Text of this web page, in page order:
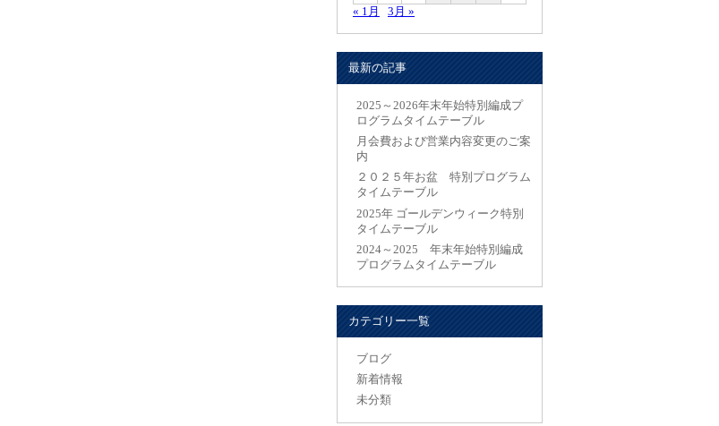
« 1月 3月 »
最新の記事
2025～2026年末年始特別編成プ
ログラムタイムテーブル
月会費および営業内容変更のご案
内
２０２５年お盆 特別プログラム
タイムテーブル
2025年 ゴールデンウィーク特別
タイムテーブル
2024～2025 年末年始特別編成
プログラムタイムテーブル
カテゴリー一覧
ブログ
新着情報
未分類